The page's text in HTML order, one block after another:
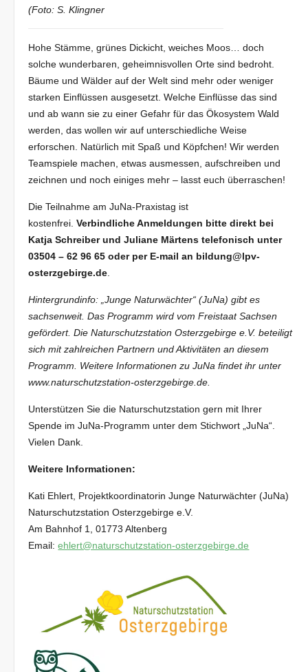
(Foto: S. Klingner
Hohe Stämme, grünes Dickicht, weiches Moos… doch
solche wunderbaren, geheimnisvollen Orte sind bedroht.
Bäume und Wälder auf der Welt sind mehr oder weniger
starken Einflüssen ausgesetzt. Welche Einflüsse das sind
und ab wann sie zu einer Gefahr für das Ökosystem Wald
werden, das wollen wir auf unterschiedliche Weise
erforschen. Natürlich mit Spaß und Köpfchen! Wir werden
Teamspiele machen, etwas ausmessen, aufschreiben und
zeichnen und noch einiges mehr – lasst euch überraschen!
Die Teilnahme am JuNa-Praxistag ist
kostenfrei.Verbindliche Anmeldungen bitte direkt bei
Katja Schreiber und Juliane Märtens telefonisch unter
03504 – 62 96 65 oder per E-mail an bildung@lpv-
osterzgebirge.de
Hintergrundinfo: „Junge Naturwächter“ (JuNa) gibt es
sachsenweit. Das Programm wird vom Freistaat Sachsen
gefördert. Die Naturschutzstation Osterzgebirge e.V. beteiligt
sich mit zahlreichen Partnern und Aktivitäten an diesem
Programm. Weitere Informationen zu JuNa findet ihr unter
www.naturschutzstation-osterzgebirge.de.
Unterstützen Sie die Naturschutzstation gern mit Ihrer
Spende im JuNa-Programm unter dem Stichwort „JuNa“.
Vielen Dank.
Weitere Informationen:
Kati Ehlert, Projektkoordinatorin Junge Naturwächter (JuNa)
Naturschutzstation Osterzgebirge e.V.
Am Bahnhof 1, 01773 Altenberg
Email:ehlert@naturschutzstation-osterzgebirge.de